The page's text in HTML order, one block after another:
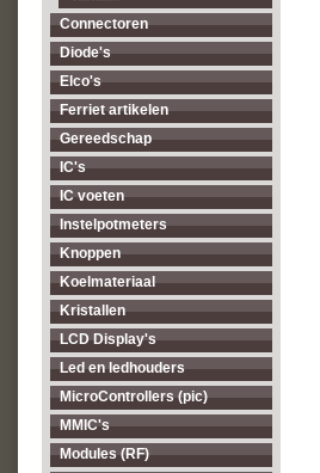
Connectoren
Diode's
Elco's
Ferriet artikelen
Gereedschap
IC's
IC voeten
Instelpotmeters
Knoppen
Koelmateriaal
Kristallen
LCD Display's
Led en ledhouders
MicroControllers (pic)
MMIC's
Modules (RF)